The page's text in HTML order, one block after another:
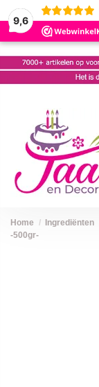
9,6
Home Ingrediënten
-500gr-